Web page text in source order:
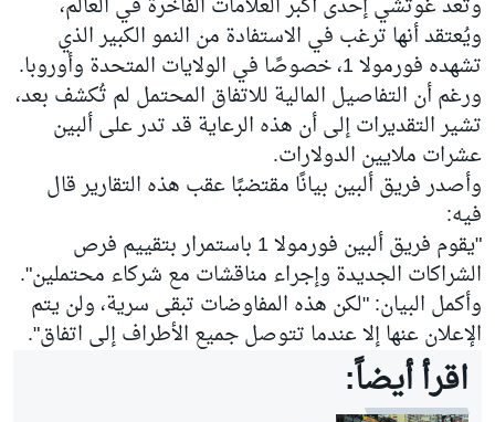
ويُعتقد أنها ترغب في الاستفادة من النمو الكبير الذي
تشهده فورمولا 1، خصوصًا في الولايات المتحدة وأوروبا.
ورغم أن التفاصيل المالية للاتفاق المحتمل لم تُكشف بعد،
تشير التقديرات إلى أن هذه الرعاية قد تدر على ألبين
عشرات ملايين الدولارات.
وأصدر فريق ألبين بيانًا مقتضبًا عقب هذه التقارير قال
فيه:
"يقوم فريق ألبين فورمولا 1 باستمرار بتقييم فرص
الشراكات الجديدة وإجراء مناقشات مع شركاء محتملين".
وأكمل البيان: "لكن هذه المفاوضات تبقى سرية، ولن يتم
الإعلان عنها إلا عندما تتوصل جميع الأطراف إلى اتفاق".
اقرأ أيضاً: